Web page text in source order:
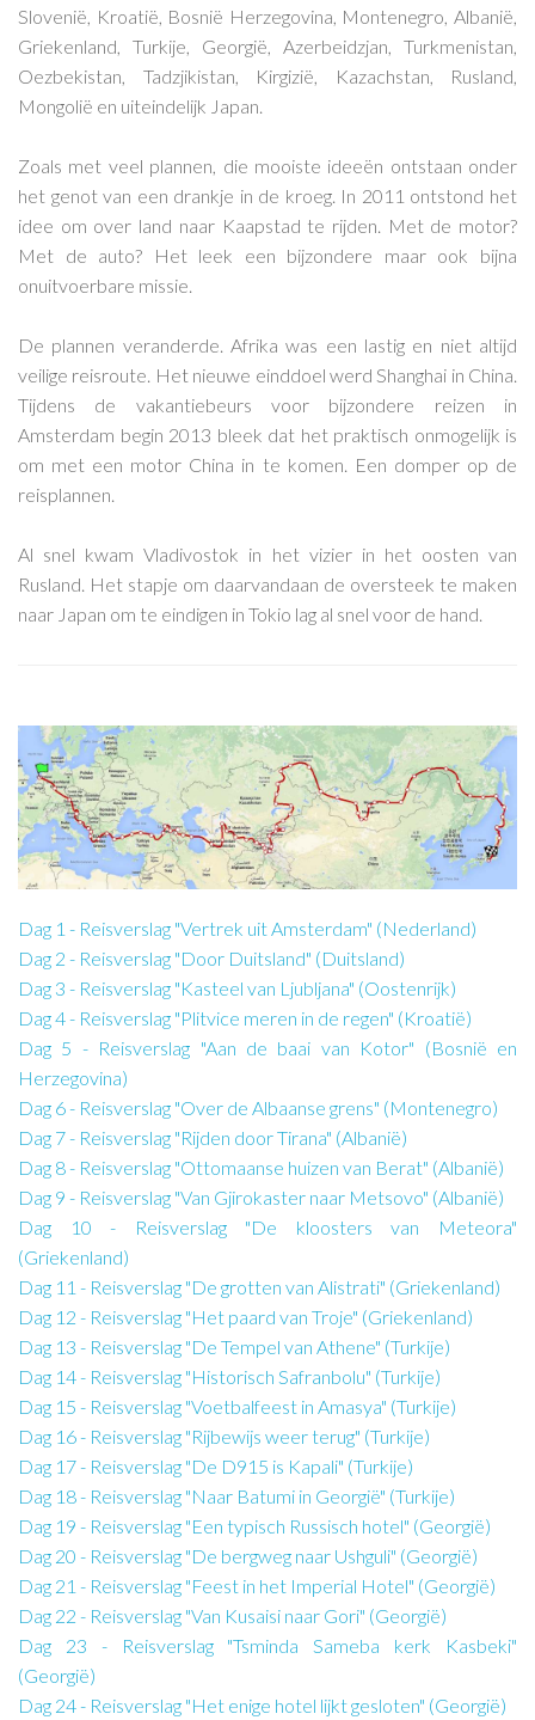
Slovenië, Kroatië, Bosnië Herzegovina, Montenegro, Albanië,
Griekenland, Turkije, Georgië, Azerbeidzjan, Turkmenistan,
Oezbekistan, Tadzjikistan, Kirgizië, Kazachstan, Rusland,
Mongolië en uiteindelijk Japan.
Zoals met veel plannen, die mooiste ideeën ontstaan onder
het genot van een drankje in de kroeg. In 2011 ontstond het
idee om over land naar Kaapstad te rijden. Met de motor?
Met de auto? Het leek een bijzondere maar ook bijna
onuitvoerbare missie.
De plannen veranderde. Afrika was een lastig en niet altijd
veilige reisroute. Het nieuwe einddoel werd Shanghai in China.
Tijdens de vakantiebeurs voor bijzondere reizen in
Amsterdam begin 2013 bleek dat het praktisch onmogelijk is
om met een motor China in te komen. Een domper op de
reisplannen.
Al snel kwam Vladivostok in het vizier in het oosten van
Rusland. Het stapje om daarvandaan de oversteek te maken
naar Japan om te eindigen in Tokio lag al snel voor de hand.
Dag 1 - Reisverslag "Vertrek uit Amsterdam" (Nederland)
Dag 2 - Reisverslag "Door Duitsland" (Duitsland)
Dag 3 - Reisverslag "Kasteel van Ljubljana" (Oostenrijk)
Dag 4 - Reisverslag "Plitvice meren in de regen" (Kroatië)
Dag 5 - Reisverslag "Aan de baai van Kotor" (Bosnië en
Herzegovina)
Dag 6 - Reisverslag "Over de Albaanse grens" (Montenegro)
Dag 7 - Reisverslag "Rijden door Tirana" (Albanië)
Dag 8 - Reisverslag "Ottomaanse huizen van Berat" (Albanië)
Dag 9 - Reisverslag "Van Gjirokaster naar Metsovo" (Albanië)
Dag 10 - Reisverslag "De kloosters van Meteora"
(Griekenland)
Dag 11 - Reisverslag "De grotten van Alistrati" (Griekenland)
Dag 12 - Reisverslag "Het paard van Troje" (Griekenland)
Dag 13 - Reisverslag "De Tempel van Athene" (Turkije)
Dag 14 - Reisverslag "Historisch Safranbolu" (Turkije)
Dag 15 - Reisverslag "Voetbalfeest in Amasya" (Turkije)
Dag 16 - Reisverslag "Rijbewijs weer terug" (Turkije)
Dag 17 - Reisverslag "De D915 is Kapali" (Turkije)
Dag 18 - Reisverslag "Naar Batumi in Georgië" (Turkije)
Dag 19 - Reisverslag "Een typisch Russisch hotel" (Georgië)
Dag 20 - Reisverslag "De bergweg naar Ushguli" (Georgië)
Dag 21 - Reisverslag "Feest in het Imperial Hotel" (Georgië)
Dag 22 - Reisverslag "Van Kusaisi naar Gori" (Georgië)
Dag 23 - Reisverslag "Tsminda Sameba kerk Kasbeki"
(Georgië)
Dag 24 - Reisverslag "Het enige hotel lijkt gesloten" (Georgië)